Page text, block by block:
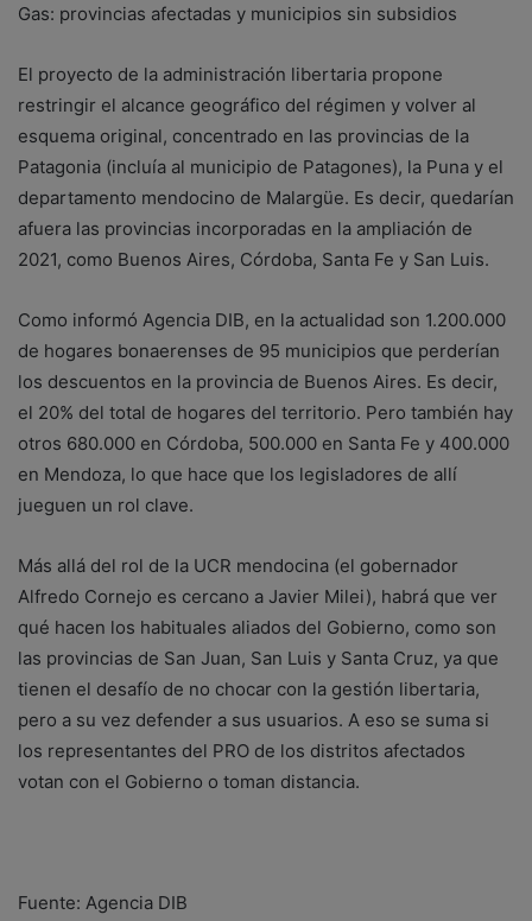
Gas: provincias afectadas y municipios sin subsidios
El proyecto de la administración libertaria propone
restringir el alcance geográfico del régimen y volver al
esquema original, concentrado en las provincias de la
Patagonia (incluía al municipio de Patagones), la Puna y el
departamento mendocino de Malargüe. Es decir, quedarían
afuera las provincias incorporadas en la ampliación de
2021, como Buenos Aires, Córdoba, Santa Fe y San Luis.
Como informó Agencia DIB, en la actualidad son 1.200.000
de hogares bonaerenses de 95 municipios que perderían
los descuentos en la provincia de Buenos Aires. Es decir,
el 20% del total de hogares del territorio. Pero también hay
otros 680.000 en Córdoba, 500.000 en Santa Fe y 400.000
en Mendoza, lo que hace que los legisladores de allí
jueguen un rol clave.
Más allá del rol de la UCR mendocina (el gobernador
Alfredo Cornejo es cercano a Javier Milei), habrá que ver
qué hacen los habituales aliados del Gobierno, como son
las provincias de San Juan, San Luis y Santa Cruz, ya que
tienen el desafío de no chocar con la gestión libertaria,
pero a su vez defender a sus usuarios. A eso se suma si
los representantes del PRO de los distritos afectados
votan con el Gobierno o toman distancia.
Fuente: Agencia DIB